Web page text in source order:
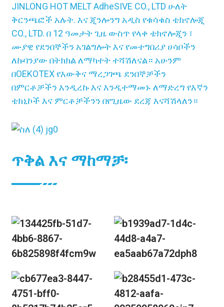
JINLONG HOT MELT AdheSIVE CO., LTD ሁለት
ቅርንጫፎች አሉት. እና ጂንሎንግ አዲስ የቁሳቁስ ቴክኖሎጂ
CO., LTD. በ 12 ዓመታት ጊዜ ውስጥ የላቀ ቴክኖሎጂን ፣
ሙያዊ የደንበኞችን አገልግሎት እና የመተግበሪያ ሀሳቦችን
ለኩባንያው በትክክል ለማካተት ተሻሽለናል። አሁንም
በOEKOTEX የእውቅና ማረጋገጫ ደንበኞቻችን
በምርቶቻችን እንዲረኩ እና እንዲተማመኑ ለማድረግ የእኛን
ቴክኒኮች እና ምርቶቻችንን በየጊዜው ደረጃ እናሻሽላለን።
ጥቅል እና ማከማቻ፡